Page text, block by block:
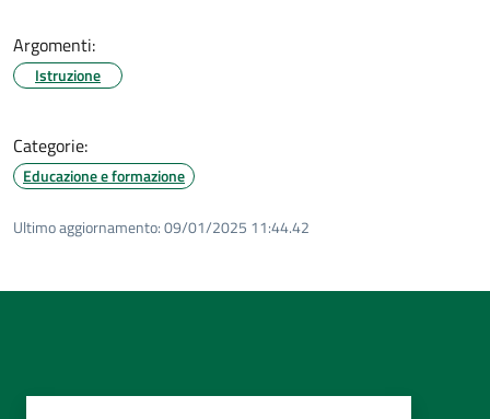
Argomenti:
Istruzione
Categorie:
Educazione e formazione
Ultimo aggiornamento:09/01/2025 11:44.42